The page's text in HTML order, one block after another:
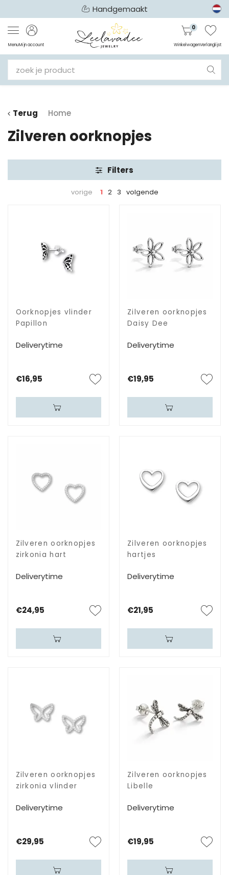
Handgemaakt
MenuMijn account
0
WinkelwagenVerlanglijst
Terug Home
Zilveren oorknopjes
Filters
vorige 1 2 3 volgende
Oorknopjes vlinder
Papillon
Deliverytime
€16,95
Zilveren oorknopjes
Daisy Dee
Deliverytime
€19,95
Zilveren oorknopjes
zirkonia hart
Deliverytime
€24,95
Zilveren oorknopjes
hartjes
Deliverytime
€21,95
Zilveren oorknopjes
zirkonia vlinder
Deliverytime
€29,95
Zilveren oorknopjes
Libelle
Deliverytime
€19,95